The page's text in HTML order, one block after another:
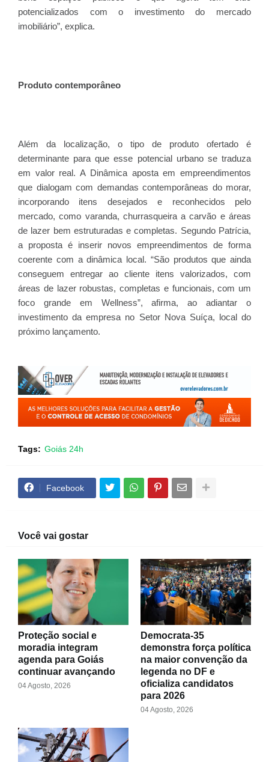
potencializados com o investimento do mercado
imobiliário”, explica.
Produto contemporâneo
Além da localização, o tipo de produto ofertado é
determinante para que esse potencial urbano se traduza
em valor real. A Dinâmica aposta em empreendimentos
que dialogam com demandas contemporâneas do morar,
incorporando itens desejados e reconhecidos pelo
mercado, como varanda, churrasqueira a carvão e áreas
de lazer bem estruturadas e completas. Segundo Patrícia,
a proposta é inserir novos empreendimentos de forma
coerente com a dinâmica local. “São produtos que ainda
conseguem entregar ao cliente itens valorizados, com
áreas de lazer robustas, completas e funcionais, com um
foco grande em Wellness”, afirma, ao adiantar o
investimento da empresa no Setor Nova Suíça, local do
próximo lançamento.
Tags: Goiás 24h
Facebook
Você vai gostar
Proteção social e
moradia integram
agenda para Goiás
continuar avançando
04 Agosto, 2026
Democrata-35
demonstra força política
na maior convenção da
legenda no DF e
oficializa candidatos
para 2026
04 Agosto, 2026